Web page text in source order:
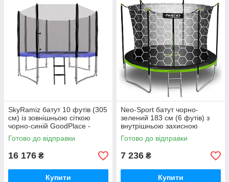
SkyRamiz батут 10 футів (305
см) із зовнішньою сіткою
чорно-синій GoodPlace -
worry-free-shopping-
Готово до відправки
16 176 ₴
Купити
Neo-Sport батут чорно-
зелений 183 см (6 футів) з
внутрішньою захисною
огорожею GoodPlace -worry-
free-shopping-
Готово до відправки
7 236 ₴
Купити